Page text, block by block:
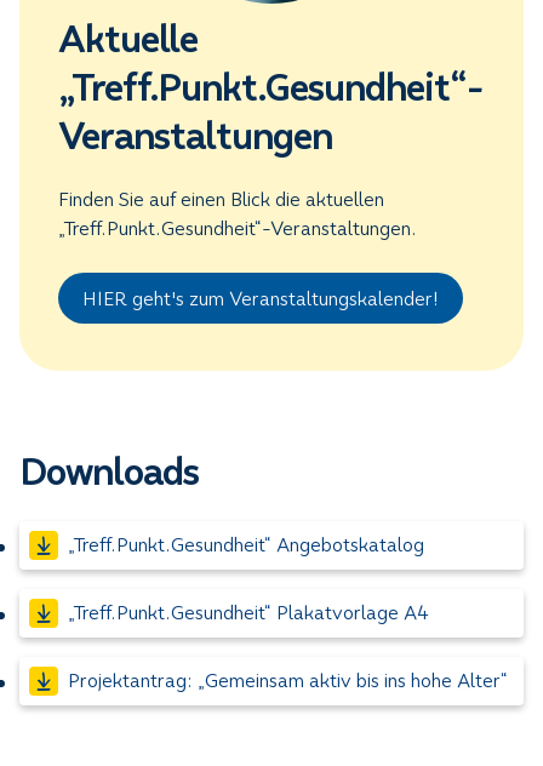
Aktuelle
„Treff.Punkt.Gesundheit“-
Veranstaltungen
Finden Sie auf einen Blick die aktuellen
„Treff.Punkt.Gesundheit“-Veranstaltungen.
HIER geht's zum Veranstaltungskalender!
Downloads
„Treff.Punkt.Gesundheit“ Angebotskatalog
„Treff.Punkt.Gesundheit“ Plakatvorlage A4
Projektantrag: „Gemeinsam aktiv bis ins hohe Alter“